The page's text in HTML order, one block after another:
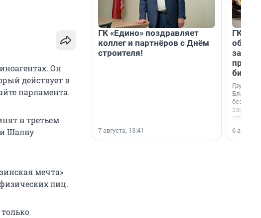
Он
действует в
парламента.
в третьем
Шалву
мечта»
лиц.
ГК «Едино» поздравляет
коллег и партнёров с Днём
строителя!
7 августа, 13:41
ГК
Группа
6